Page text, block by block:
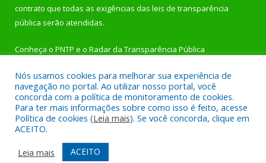
contrato que todas as exigências das leis de transparência
pública serão atendidas.
Conheça o PNTP e o Radar da Transparência Pública
Todos os direitos reservados a Prefeitura Municipal de
Rurópolis.
Mapa do Site
Acessar Área Administrativa
Nós usamos cookies para melhorar sua experiência de
navegação no portal. Ao utilizar nosso portal, você
concorda com a política de monitoramento de cookies.
Para ter mais informações sobre como isso é feito, acesse
Política de cookies (Leia mais). Se você concorda, clique em
ACEITO.
Leia mais
ACEITO